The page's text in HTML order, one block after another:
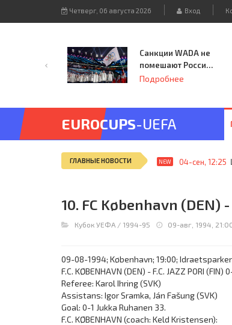
Четверг, 06 августа 2026 Вход
Санкции WADA не
помешают России
принять
Подробнее
EUROCUPS-UEFA
ГЛАВНЫЕ НОВОСТИ NEW 04-сен, 12:25
10. FC København (DEN)
Кубок УЕФА / 1994-95 09-авг, 1994,
09-08-1994; København; 19:00;
F.C. KØBENHAVN (DEN) - F.C. JAZZ PORI (FIN)
Referee: Karol Ihring (SVK)
Assistans: Igor Sramka, Ján Fašung (SVK)
Goal: 0-1 Jukka Ruhanen 33.
F.C. KØBENHAVN (coach: Keld Kristensen):